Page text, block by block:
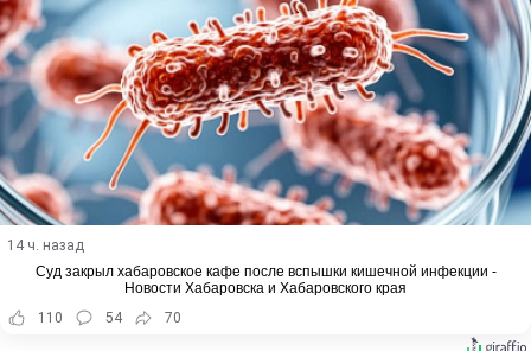
14 ч. назад
Суд закрыл хабаровское кафе после вспышки кишечной инфекции -
Новости Хабаровска и Хабаровского края
110
54 70